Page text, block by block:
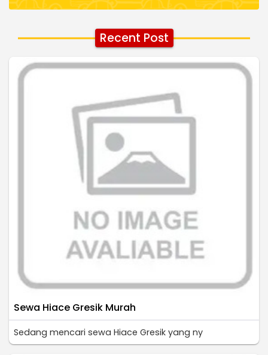
Recent Post
Sewa Hiace Gresik Murah
Sedang mencari sewa Hiace Gresik yang ny